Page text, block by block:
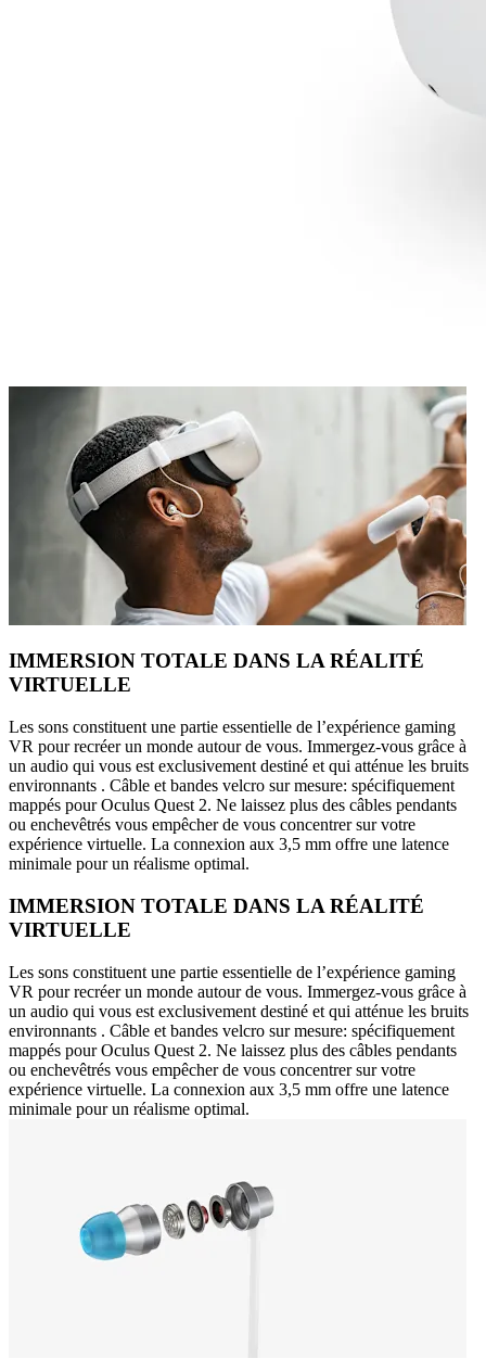
IMMERSION TOTALE DANS LA RÉALITÉ
VIRTUELLE
Les sons constituent une partie essentielle de l’expérience gaming
VR pour recréer un monde autour de vous. Immergez-vous grâce à
un audio qui vous est exclusivement destiné et qui atténue les bruits
environnants . Câble et bandes velcro sur mesure: spécifiquement
mappés pour Oculus Quest 2. Ne laissez plus des câbles pendants
ou enchevêtrés vous empêcher de vous concentrer sur votre
expérience virtuelle. La connexion aux 3,5 mm offre une latence
minimale pour un réalisme optimal.
IMMERSION TOTALE DANS LA RÉALITÉ
VIRTUELLE
Les sons constituent une partie essentielle de l’expérience gaming
VR pour recréer un monde autour de vous. Immergez-vous grâce à
un audio qui vous est exclusivement destiné et qui atténue les bruits
environnants . Câble et bandes velcro sur mesure: spécifiquement
mappés pour Oculus Quest 2. Ne laissez plus des câbles pendants
ou enchevêtrés vous empêcher de vous concentrer sur votre
expérience virtuelle. La connexion aux 3,5 mm offre une latence
minimale pour un réalisme optimal.